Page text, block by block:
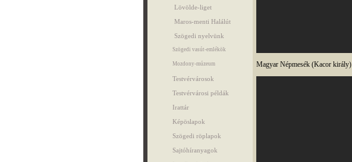
Lövölde-liget
Maros-menti Halálút
Szögedi nyelvünk
Szögedi vasút-emlékök
Mozdony-múzeum
Testvérvárosok
Testvérvárosi példák
Irattár
Képöslapok
Szögedi röplapok
Sajtóhíranyagok
Magyar Népmesék (Kacor király)